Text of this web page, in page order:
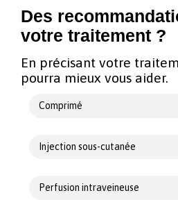
Des
votre traitement ?
En précisant votre
pourra mieux vous aider.
Comprimé
Injection sous-cutanée
Perfusion intraveineuse